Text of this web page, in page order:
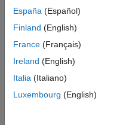
이 함수는 HDF 라이브러리 C
대응합니다.
예제
import matlab.io.hdf4.*
idx = sd.nameToIndex(sdID,
sdsID =
España (Español)
Finland (English)
France (Français)
Ireland (English)
Italia (Italiano)
Luxembourg (English)